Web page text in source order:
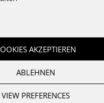
AKZEPTIEREN
ABLEHNEN
VIEW PREFERENCES
Cookies Datenschutz